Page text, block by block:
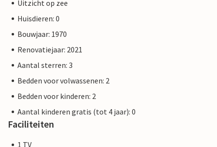
Uitzicht op zee
Huisdieren: 0
Bouwjaar: 1970
Renovatiejaar: 2021
Aantal sterren: 3
Bedden voor volwassenen: 2
Bedden voor kinderen: 2
Aantal kinderen gratis (tot 4 jaar): 0
Faciliteiten
1 TV